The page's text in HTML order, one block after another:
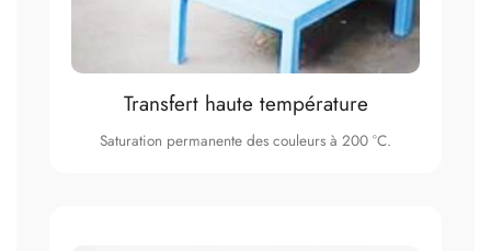
Transfert haute température
Saturation permanente des couleurs à 200 °C.